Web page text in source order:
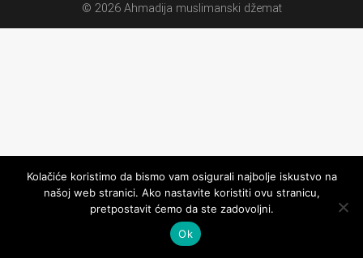
© 2026 Ahmadija muslimanski džemat
Kolačiće koristimo da bismo vam osigurali najbolje iskustvo na
našoj web stranici. Ako nastavite koristiti ovu stranicu,
pretpostavit ćemo da ste zadovoljni.
Ok